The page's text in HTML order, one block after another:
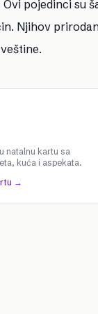
pojedinci su
Njihov
natalnu kartu sa
kuća i aspekata.
→